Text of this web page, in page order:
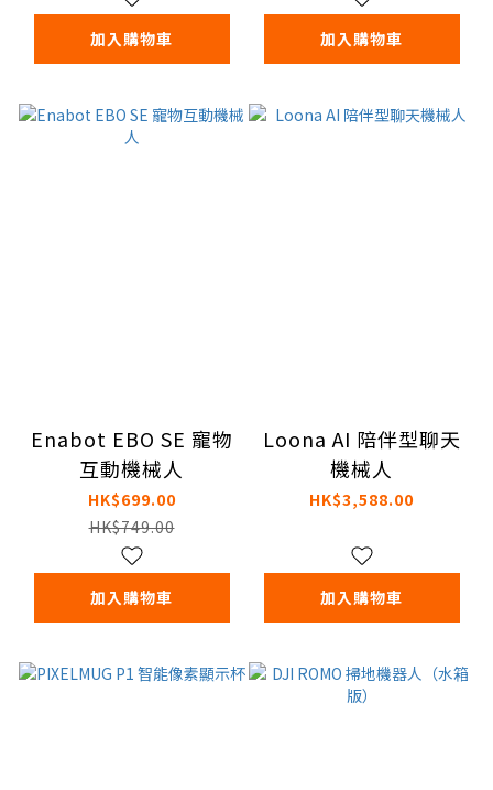
加入購物車 加入購物車
Enabot EBO SE 寵物
互動機械人
HK$699.00
HK$749.00
加入購物車
Loona AI 陪伴型聊天
機械人
HK$3,588.00
加入購物車